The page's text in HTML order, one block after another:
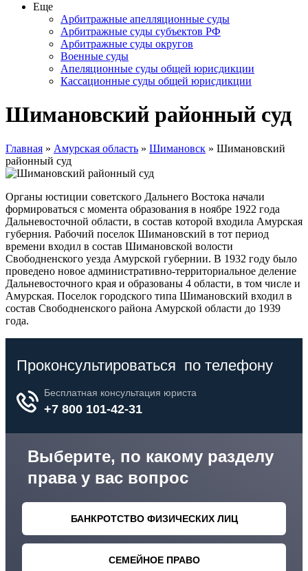
Еще
Арбитражные апелляционные суды
Арбитражные суды субъектов РФ
Арбитражные суды округов
Военные суды
Апеляционные суды общей юрисдикции
Кассационные суды общей юрисдикции
Шимановский районный суд
Главная » Амурская область » Шимановск » Шимановский
районный суд
Органы юстиции советского Дальнего Востока начали
формироваться с момента образования в ноябре 1922 года
Дальневосточной области, в состав которой входила Амурская
губерния. Рабочий поселок Шимановский в тот период
времени входил в состав Шимановской волости
Свободненского уезда Амурской губернии. В 1932 году было
проведено новое административно-территориальное деление
Дальневосточного края и образованы 4 области, в том числе и
Амурская. Поселок городского типа Шимановский входил в
состав Свободненского района Амурской области до 1939
года.